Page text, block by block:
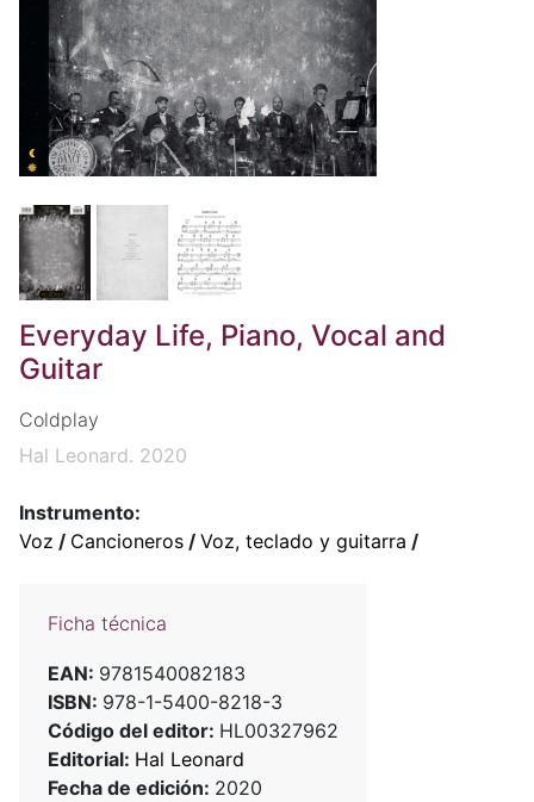
Everyday Life, Piano, Vocal and
Guitar
Coldplay
Hal Leonard. 2020
Instrumento:
Voz / Cancioneros / Voz, teclado y guitarra /
Ficha técnica
EAN: 9781540082183
ISBN: 978-1-5400-8218-3
Código del editor: HL00327962
Editorial: Hal Leonard
Fecha de edición: 2020